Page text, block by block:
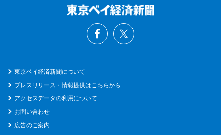
東京ベイ経済新聞について
プレスリリース・情報提供はこちらから
アクセスデータの利用について
お問い合わせ
広告のご案内